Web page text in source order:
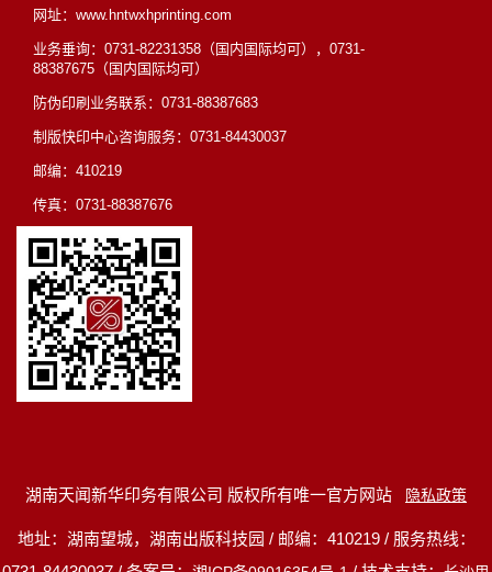
网址：www.hntwxhprinting.com
业务垂询：0731-82231358（国内国际均可），0731-
88387675（国内国际均可）
防伪印刷业务联系：0731-88387683
制版快印中心咨询服务：0731-84430037
邮编：410219
传真：0731-88387676
湖南天闻新华印务有限公司 版权所有唯一官方网站 隐私政策
地址：湖南望城，湖南出版科技园 / 邮编：410219 / 服务热线：